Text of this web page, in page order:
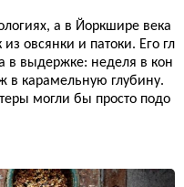
а в Йоркшире века
овсянки и патоки. Его гл
в выдержке: неделя в кон
в карамельную глубину.
могли бы просто подо